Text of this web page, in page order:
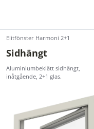
Elitfönster Harmoni 2+1
Sidhängt
Aluminiumbeklätt sidhängt,
inåtgående, 2+1 glas.